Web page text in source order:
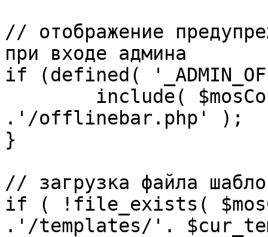
// отображение
при входе админа
if (defined(
.'/offlinebar.php' );
}
// загрузка файла
if ( !file_exists(
.'/templates/'.